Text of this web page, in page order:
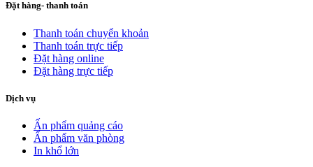
Đặt hàng- thanh toán
Thanh toán chuyển khoản
Thanh toán trực tiếp
Đặt hàng online
Đặt hàng trực tiếp
Dịch vụ
Ấn phẩm quảng cáo
Ấn phẩm văn phòng
In khổ lớn